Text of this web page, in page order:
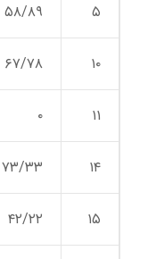
۵ ۵۸/۸۹
۱۰ ۶۷/۷۸
۱۱ ۰
۱۴ ۷۳/۳۳
۱۵ ۴۲/۲۲